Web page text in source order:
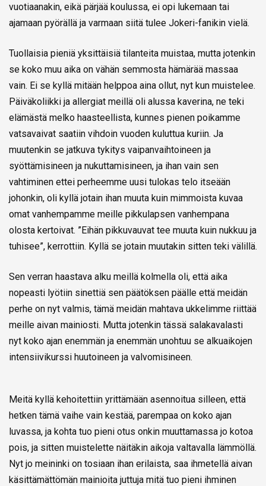
vuotiaanakin, eikä pärjää koulussa, ei opi lukemaan tai
ajamaan pyörällä ja varmaan siitä tulee Jokeri-fanikin vielä.
Tuollaisia pieniä yksittäisiä tilanteita muistaa, mutta jotenkin
se koko muu aika on vähän semmosta hämärää massaa
vain. Ei se kyllä mitään helppoa aina ollut, nyt kun muistelee.
Päiväkoliikki ja allergiat meillä oli alussa kaverina, ne teki
elämästä melko haasteellista, kunnes pienen poikamme
vatsavaivat saatiin vihdoin vuoden kuluttua kuriin. Ja
muutenkin se jatkuva tykitys vaipanvaihtoineen ja
syöttämisineen ja nukuttamisineen, ja ihan vain sen
vahtiminen ettei perheemme uusi tulokas telo itseään
johonkin, oli kyllä jotain ihan muuta kuin mimmoista kuvaa
omat vanhempamme meille pikkulapsen vanhempana
olosta kertoivat. ”Eihän pikkuvauvat tee muuta kuin nukkuu ja
tuhisee”, kerrottiin. Kyllä se jotain muutakin sitten teki välillä.
Sen verran haastava alku meillä kolmella oli, että aika
nopeasti lyötiin sinettiä sen päätöksen päälle että meidän
perhe on nyt valmis, tämä meidän mahtava ukkelimme riittää
meille aivan mainiosti. Mutta jotenkin tässä salakavalasti
nyt koko ajan enemmän ja enemmän unohtuu se alkuaikojen
intensiivikurssi huutoineen ja valvomisineen.
Meitä kyllä kehoitettiin yrittämään asennoitua silleen, että
hetken tämä vaihe vain kestää, parempaa on koko ajan
luvassa, ja kohta tuo pieni otus onkin muuttamassa jo kotoa
pois, ja sitten muistelette näitäkin aikoja valtavalla lämmöllä.
Nyt jo meininki on tosiaan ihan erilaista, saa ihmetellä aivan
käsittämättömän mainioita juttuja mitä tuo pieni ihminen